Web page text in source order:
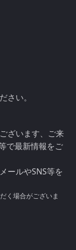
さい。
ざいます、ご来
で最新情報をご
ールやSNS等を
く場合がございま